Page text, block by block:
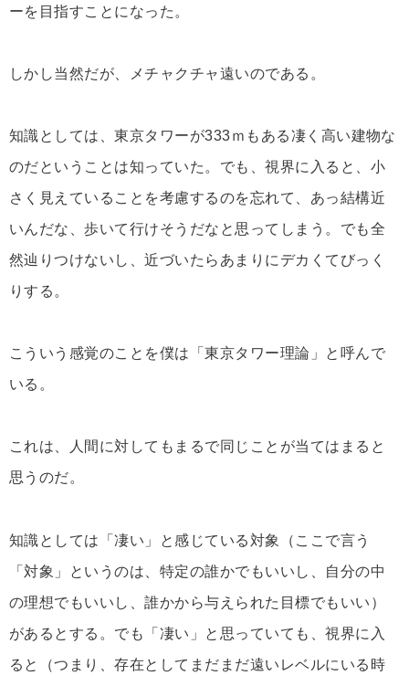
ーを目指すことになった。
しかし当然だが、メチャクチャ遠いのである。
知識としては、東京タワーが333ｍもある凄く高い建物な
のだということは知っていた。でも、視界に入ると、小
さく見えていることを考慮するのを忘れて、あっ結構近
いんだな、歩いて行けそうだなと思ってしまう。でも全
然辿りつけないし、近づいたらあまりにデカくてびっく
りする。
こういう感覚のことを僕は「東京タワー理論」と呼んで
いる。
これは、人間に対してもまるで同じことが当てはまると
思うのだ。
知識としては「凄い」と感じている対象（ここで言う
「対象」というのは、特定の誰かでもいいし、自分の中
の理想でもいいし、誰かから与えられた目標でもいい）
があるとする。でも「凄い」と思っていても、視界に入
ると（つまり、存在としてまだまだ遠いレベルにいる時